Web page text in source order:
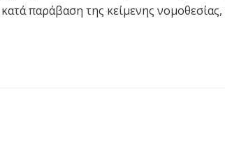
παράβαση της κείμενης νομοθεσίας,